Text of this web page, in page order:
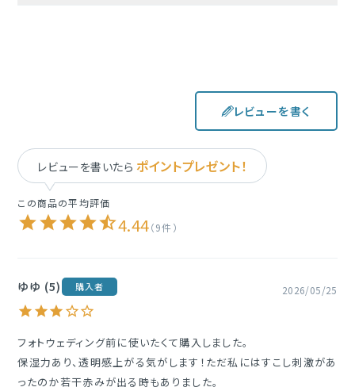
等)や黒ずみ等の異常があらわれた場合は使用を中止し、皮膚科
専門医等へご相談ください。そのまま使用を続けますと症状が悪
●乳幼児の手の届かない場所へ保管してください。
●目に入ったときはすぐに洗い流してください。
●極端に高温又は低温の場所、直射日光のあたる場所には保管
しないで下さい。
ラミドNP・セラミドAP・セラミドEOP・フィトスフィンゴシン・水添レ
シチン・ソルビトール・ピーナッツ油・スクワラン・PVP・コレステロ
ール・ラウロイルラクチレートNa・カルボマー・キサンタンガム・ク
エン酸・水酸化Mg・フェノキシエタノール
レビューを書いたら ポイントプレゼント！
4.44 9
ゆゆ 5 購入者 2026/05/25
フォトウェディング前に使いたくて購入しました。
保湿力あり、透明感上がる気がします！ただ私にはすこし刺激があ
ったのか若干赤みが出る時もありました。
レビューを書く